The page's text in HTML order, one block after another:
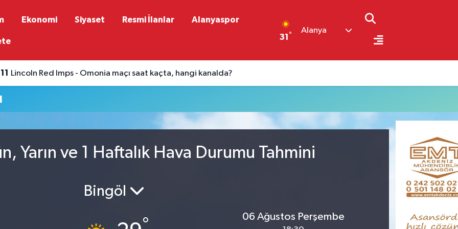
Ekonomi Siyaset Resmi İlanlar Alanyaspor
31 °
Alanya
Lincoln Red Imps - Omonia maçı saat kaçta, hangi kanalda?
Yarın ve 1 Haftalık Hava Durumu Tahmini
Bingöl
°
06 Ağustos Perşembe